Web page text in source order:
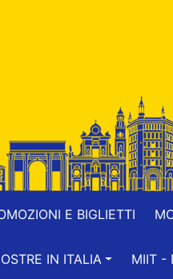
E BIGLIETTI
IN ITALIA MIIT -